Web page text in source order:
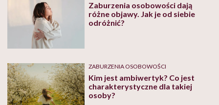
Zaburzenia osobowości dają
różne objawy. Jak je od siebie
odróżnić?
ZABURZENIA OSOBOWOŚCI
Kim jest ambiwertyk? Co jest
charakterystyczne dla takiej
osoby?